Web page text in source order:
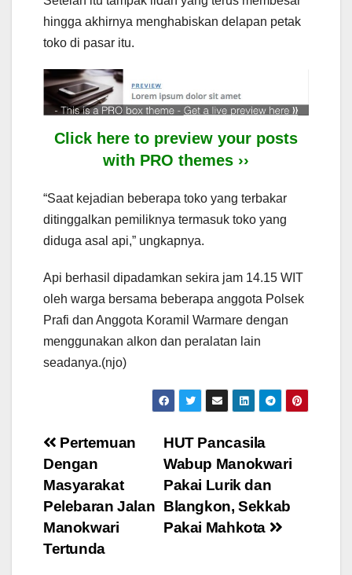
hingga akhirnya menghabiskan delapan petak
toko di pasar itu.
Click here to preview your posts
with PRO themes ››
“Saat kejadian beberapa toko yang terbakar
ditinggalkan pemiliknya termasuk toko yang
diduga asal api,” ungkapnya.
Api berhasil dipadamkan sekira jam 14.15 WIT
oleh warga bersama beberapa anggota Polsek
Prafi dan Anggota Koramil Warmare dengan
menggunakan alkon dan peralatan lain
seadanya.(njo)
Post
navigation
HUT Pancasila
Wabup Manokwari
Pakai Lurik dan
Blangkon, Sekkab
Pakai Mahkota
Pertemuan
Dengan
Masyarakat
Pelebaran Jalan
Manokwari
Tertunda